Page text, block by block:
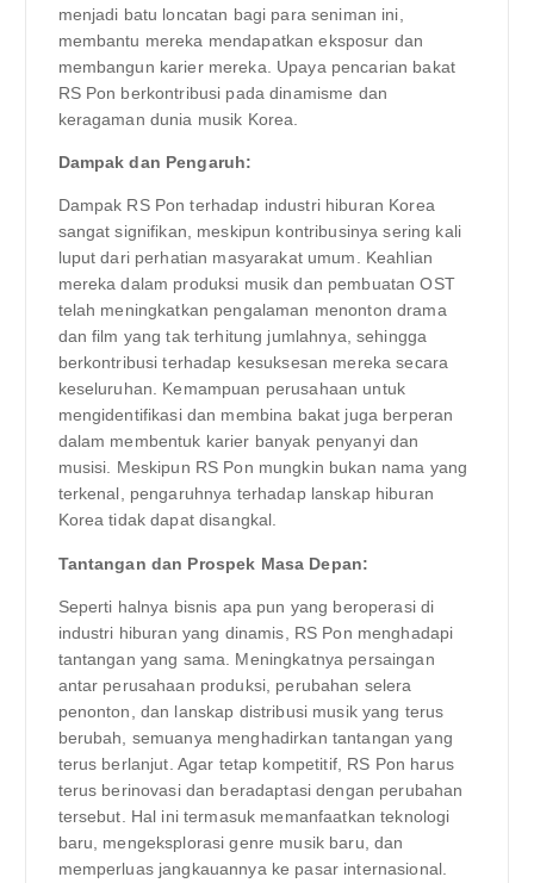
menjadi batu loncatan bagi para seniman ini,
membantu mereka mendapatkan eksposur dan
membangun karier mereka. Upaya pencarian bakat
RS Pon berkontribusi pada dinamisme dan
keragaman dunia musik Korea.
Dampak dan Pengaruh:
Dampak RS Pon terhadap industri hiburan Korea
sangat signifikan, meskipun kontribusinya sering kali
luput dari perhatian masyarakat umum. Keahlian
mereka dalam produksi musik dan pembuatan OST
telah meningkatkan pengalaman menonton drama
dan film yang tak terhitung jumlahnya, sehingga
berkontribusi terhadap kesuksesan mereka secara
keseluruhan. Kemampuan perusahaan untuk
mengidentifikasi dan membina bakat juga berperan
dalam membentuk karier banyak penyanyi dan
musisi. Meskipun RS Pon mungkin bukan nama yang
terkenal, pengaruhnya terhadap lanskap hiburan
Korea tidak dapat disangkal.
Tantangan dan Prospek Masa Depan:
Seperti halnya bisnis apa pun yang beroperasi di
industri hiburan yang dinamis, RS Pon menghadapi
tantangan yang sama. Meningkatnya persaingan
antar perusahaan produksi, perubahan selera
penonton, dan lanskap distribusi musik yang terus
berubah, semuanya menghadirkan tantangan yang
terus berlanjut. Agar tetap kompetitif, RS Pon harus
terus berinovasi dan beradaptasi dengan perubahan
tersebut. Hal ini termasuk memanfaatkan teknologi
baru, mengeksplorasi genre musik baru, dan
memperluas jangkauannya ke pasar internasional.